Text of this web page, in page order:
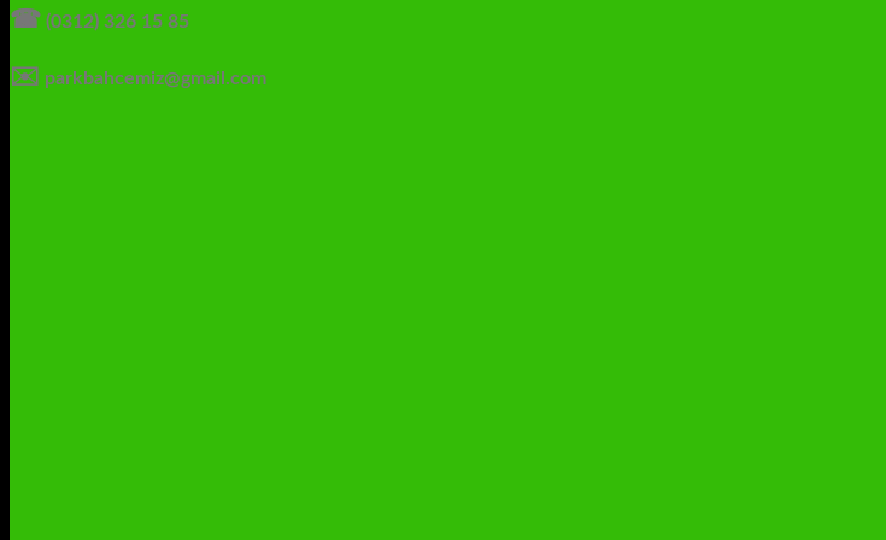
☎ (0312) 326 15 85
✉️ parkbahcemiz@gmail.com